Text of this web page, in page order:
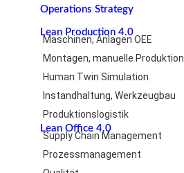
Operations Strategy
Lean Production 4.0
Maschinen, Anlagen OEE
Montagen, manuelle Produktion
Human Twin Simulation
Instandhaltung, Werkzeugbau
Produktionslogistik
Lean Office 4.0
Supply Chain Management
Prozessmanagement